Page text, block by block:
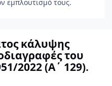
εμπλουτισμό τους.
κάλυψης
του
2022 (Α΄ 129).